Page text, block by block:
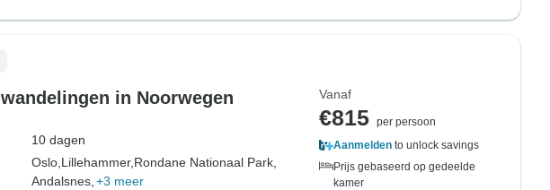
in Noorwegen
10 dagen
Oslo, Lillehammer, Rondane Nationaal Park,
Andalsnes, +3 meer
Vanaf
€815 per persoon
Aanmelden to unlock savings
Prijs gebaseerd op gedeelde
kamer